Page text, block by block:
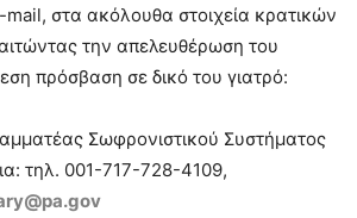
mail, στα ακόλουθα στοιχεία κρατικών
την απελευθέρωση του
πρόσβαση σε δικό του γιατρό:
Σωφρονιστικού Συστήματος
τηλ. 001-717-728-4109,